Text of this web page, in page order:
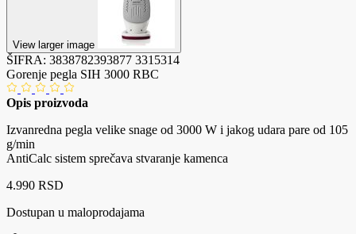
View larger image
ŠIFRA: 3838782393877 3315314
Gorenje pegla SIH 3000 RBC
Opis proizvoda
Izvanredna pegla velike snage od 3000 W i jakog udara pare od 105
g/min
AntiCalc sistem sprečava stvaranje kamenca
4.990 RSD
Dostupan u maloprodajama